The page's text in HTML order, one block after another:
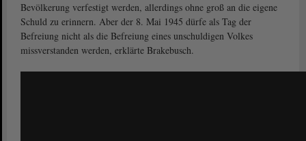
Bevölkerung verfestigt werden, allerdings ohne groß an die eigene
Schuld zu erinnern. Aber der 8. Mai 1945 dürfe als Tag der
Befreiung nicht als die Befreiung eines unschuldigen Volkes
missverstanden werden, erklärte Brakebusch.